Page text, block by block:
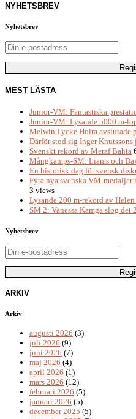
NYHETSBREV
Nyhetsbrev
MEST LÄSTA
Junior-VM: Fantastiska
Junior-VM: Lysande 5000 m-
Melwin Lycke Holm avslutade
Därför stod sig Inger
Svenskt rekord av Meraf Bahta
Mångkamps-SM: Liams och
En historisk dag för svensk
Fyra nya svenska VM-
3 views
Lysande 200 m-rekord av
SM 2: Vanessa Kamga slog det
Nyhetsbrev
ARKIV
Arkiv
augusti 2026 (3)
juli 2026 (9)
juni 2026 (7)
maj 2026 (4)
april 2026 (1)
mars 2026 (12)
februari 2026 (5)
januari 2026 (5)
december 2025 (5)